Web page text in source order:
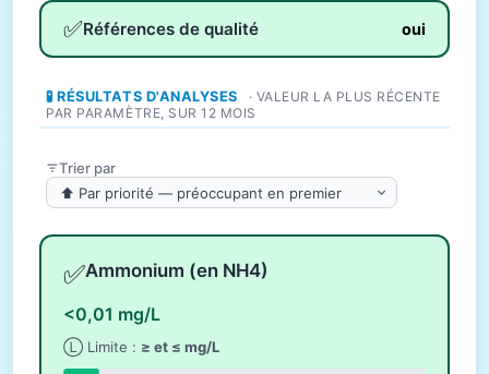
✅Références de qualité oui
🧪 RÉSULTATS D'ANALYSES
· VALEUR LA PLUS RÉCENTE
PAR PARAMÈTRE, SUR 12 MOIS
Trier par
✅Ammonium (en NH4)
<0,01 mg/L
Ⓛ Limite : ≥ et ≤ mg/L